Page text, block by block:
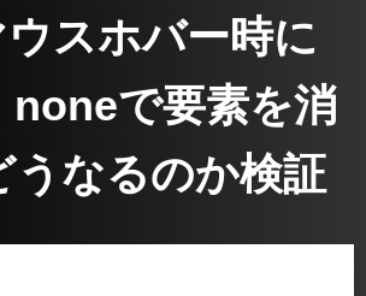
スホバー時に
で要素を消
うなるのか検証